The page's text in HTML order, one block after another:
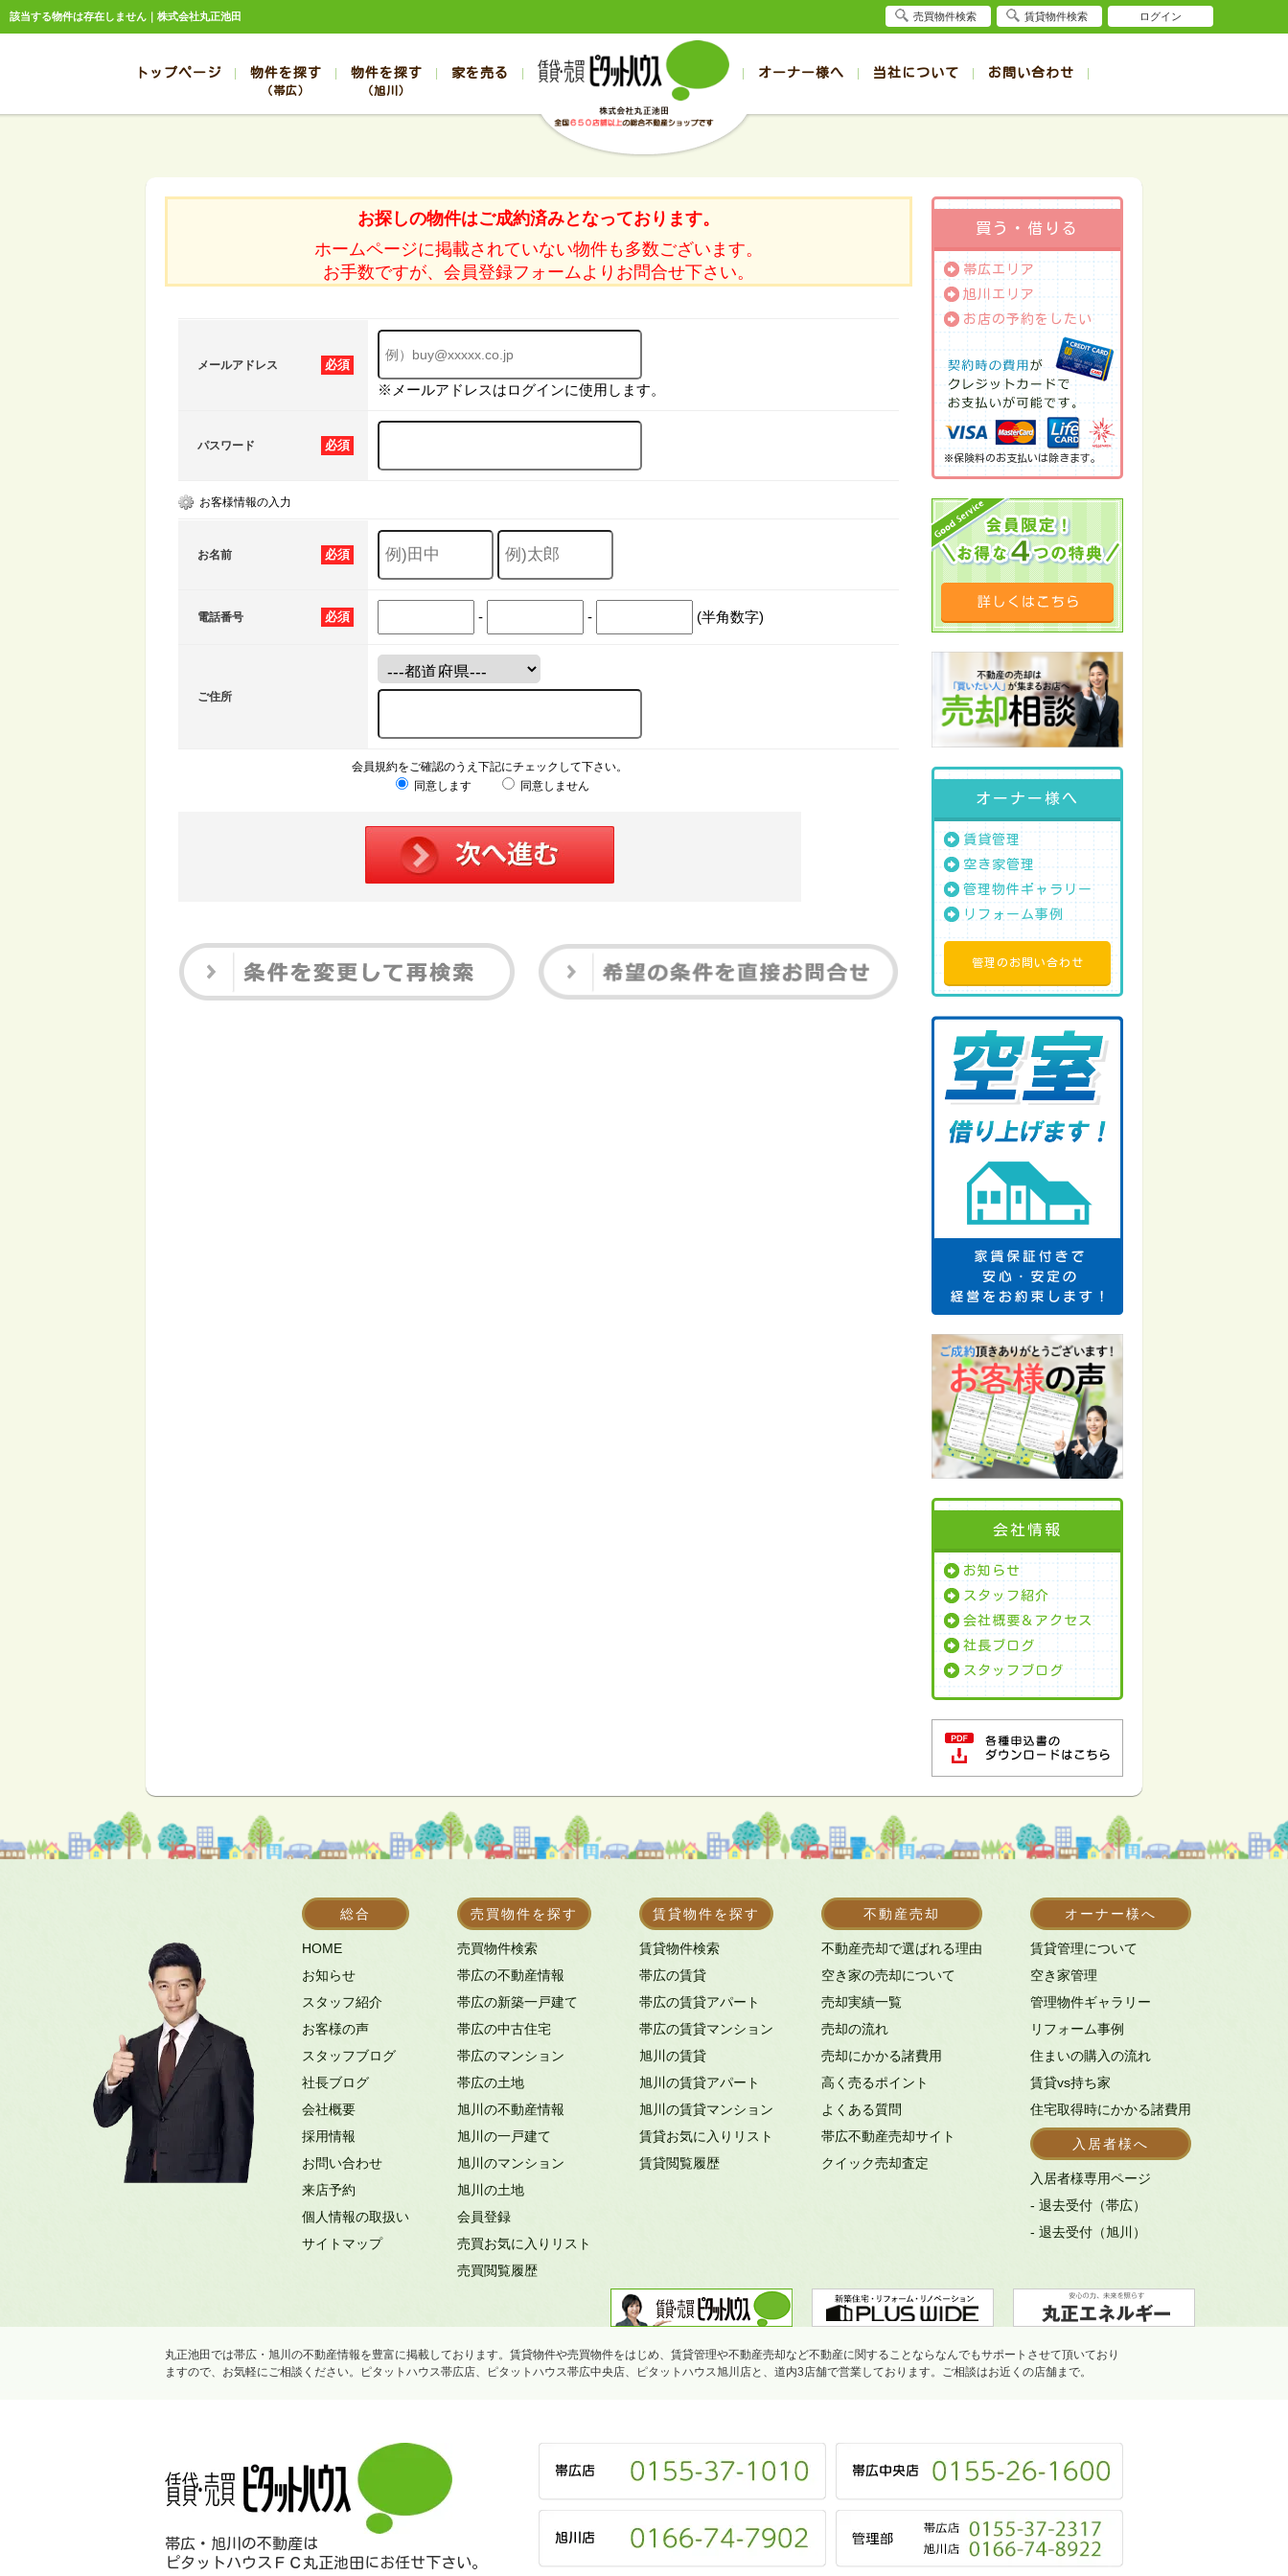
該当する物件は存在しません｜株式会社丸正池田
トップページ 物件を探す
（帯広）
売買
帯広の新築一戸建て
帯広の中古一戸建て
帯広の土地
帯広の中古マンション
帯広の1000万～2000万円
帯広の2000万～3000万円
帯広の3000万～4000万円
帯広の4000万以上
帯広の賃貸アパート
帯広の1DK～1LDK賃貸
帯広の2K～2LDK賃貸
帯広の3K～3LDK賃貸
帯広の4K以上賃貸
物件を探す
（旭川）
売買
旭川の新築一戸建て
旭川の中古一戸建て
旭川の土地
旭川の中古マンション
旭川の1000万～2000万円
旭川の2000万～3000万円
旭川の3000万～4000万円
旭川の4000万以上
旭川の賃貸アパート
旭川の1DK～1LDK賃貸
旭川の2K～2LDK賃貸
旭川の3K～3LDK賃貸
旭川の4K以上賃貸
家を売る オーナー様へ 当社について
スタッフブログ お客様の声
お問い合わせ
売却のお問合せ 入居者様ページ
お探しの物件はご成約済みとなっております。
ホームページに掲載されていない物件も多数ございます。
お手数ですが、会員登録フォームよりお問合せ下さい。
必須
メールアドレス
※メールアドレスはログインに使用します。
必須
パスワード
お客様情報の入力
必須
お名前
必須
電話番号 - - (半角数字)
ご住所
会員規約をご確認のうえ下記にチェックして下さい。
同意します
同意しません
買う・借りる
帯広エリア
旭川エリア
お店の予約をしたい
※保険料のお支払いは除きます。
オーナー様へ
賃貸管理
空き家管理
管理物件ギャラリー
リフォーム事例
管理のお問い合わせ
会社情報
お知らせ
スタッフ紹介
会社概要＆アクセス
社長ブログ
スタッフブログ
総合
HOME
お知らせ
スタッフ紹介
お客様の声
スタッフブログ
社長ブログ
会社概要
採用情報
お問い合わせ
来店予約
個人情報の取扱い
サイトマップ
売買物件を探す
売買物件検索
帯広の不動産情報
帯広の新築一戸建て
帯広の中古住宅
帯広のマンション
帯広の土地
旭川の不動産情報
旭川の一戸建て
旭川のマンション
旭川の土地
会員登録
売買お気に入りリスト
売買閲覧履歴
賃貸物件を探す
賃貸物件検索
帯広の賃貸
帯広の賃貸アパート
帯広の賃貸マンション
旭川の賃貸
旭川の賃貸アパート
旭川の賃貸マンション
賃貸お気に入りリスト
賃貸閲覧履歴
不動産売却
不動産売却で選ばれる理由
空き家の売却について
売却実績一覧
売却の流れ
売却にかかる諸費用
高く売るポイント
よくある質問
帯広不動産売却サイト
クイック売却査定
オーナー様へ
賃貸管理について
空き家管理
管理物件ギャラリー
リフォーム事例
住まいの購入の流れ
賃貸vs持ち家
住宅取得時にかかる諸費用
入居者様へ
入居者様専用ページ
- 退去受付（帯広）
- 退去受付（旭川）
丸正池田では帯広・旭川の不動産情報を豊富に掲載しております。賃貸物件や売買物件をはじめ、賃貸管理や不動産売却など不動産に関することならなんでもサポートさせて頂いており
ますので、お気軽にご相談ください。ピタットハウス帯広店、ピタットハウス帯広中央店、ピタットハウス旭川店と、道内3店舗で営業しております。ご相談はお近くの店舗まで。
帯広・旭川の不動産は
ピタットハウスＦＣ丸正池田にお任せ下さい。
売買物件検索 賃貸物件検索 ログイン